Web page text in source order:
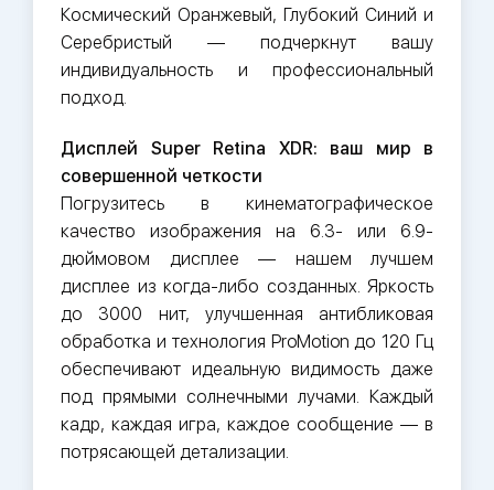
Космический Оранжевый, Глубокий Синий и
Серебристый — подчеркнут вашу
индивидуальность и профессиональный
подход.
Дисплей Super Retina XDR: ваш мир в
совершенной четкости
Погрузитесь в кинематографическое
качество изображения на 6.3- или 6.9-
дюймовом дисплее — нашем лучшем
дисплее из когда-либо созданных. Яркость
до 3000 нит, улучшенная антибликовая
обработка и технология ProMotion до 120 Гц
обеспечивают идеальную видимость даже
под прямыми солнечными лучами. Каждый
кадр, каждая игра, каждое сообщение — в
потрясающей детализации.